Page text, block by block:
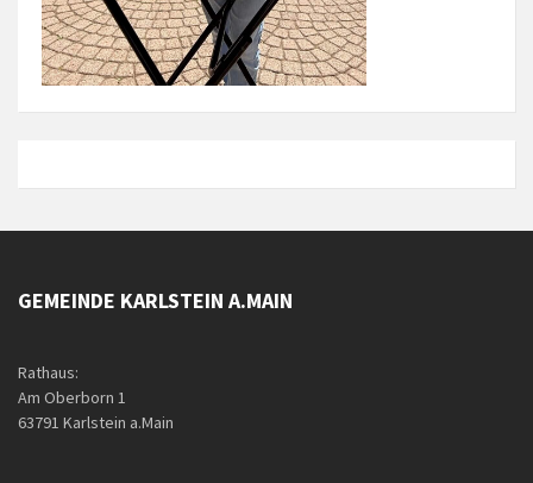
GEMEINDE KARLSTEIN A.MAIN
Rathaus:
Am Oberborn 1
63791 Karlstein a.Main